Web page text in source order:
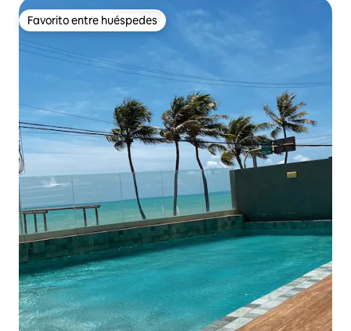
Favorito entre huéspedes
Favorito entre huéspedes